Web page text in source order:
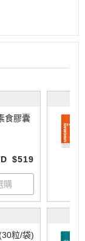
食膠囊
$519
粒/袋)